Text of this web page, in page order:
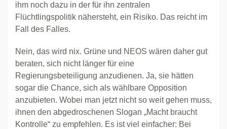
ihm noch dazu in der für ihn zentralen
Flüchtlingspolitik nähersteht, ein Risiko. Das reicht im
Fall des Falles.
Nein, das wird nix. Grüne und NEOS wären daher gut
beraten, sich nicht länger für eine
Regierungsbeteiligung anzudienen. Ja, sie hätten
sogar die Chance, sich als wählbare Opposition
anzubieten. Wobei man jetzt nicht so weit gehen muss,
ihnen den abgedroschenen Slogan „Macht braucht
Kontrolle“ zu empfehlen. Es ist viel einfacher: Bei